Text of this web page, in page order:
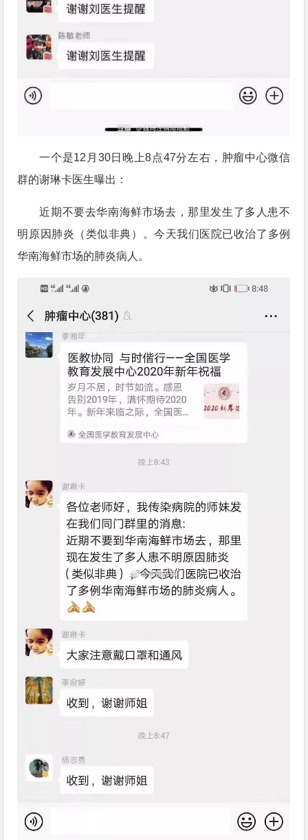
一个是12月30日晚上8点47分左右，肿瘤中心微信
群的谢琳卡医生曝出：
近期不要去华南海鲜市场去，那里发生了多人患不
明原因肺炎（类似非典）。今天我们医院已收治了多例
华南海鲜市场的肺炎病人。